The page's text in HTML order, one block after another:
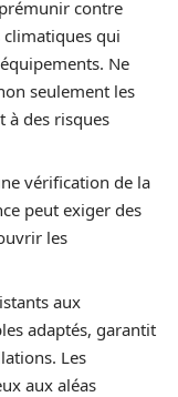
contre
climatiques qui
Ne
seulement les
à des risques
vérification de la
peut exiger des
les
aux
adaptés, garantit
Les
aux aléas